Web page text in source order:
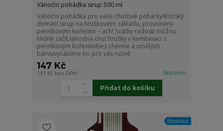
Vánoční pohádka sirup 500 ml
Vánoční pohádka pro vaše chuťové pohárky!Božský
domácí sirup na hruškovém základu, provoněný
perníkovým kořením – ach! Svátky radosti můžou
klidně začít.lahodná chuť hrušky v kombinaci s
perníkovým kořenímbez chemie a umělých
barvivvyrábíme ho pro vás ručně
147 Kč
131 Kč bez DPH Skladem
Přidat do košíku
Novinka